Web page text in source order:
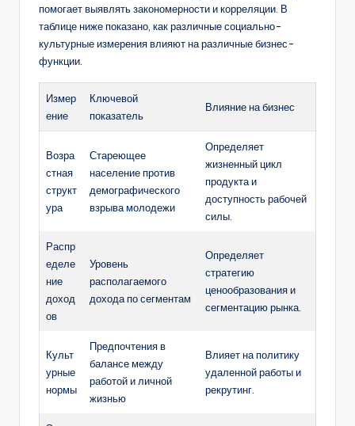
помогает выявлять закономерности и корреляции. В
таблице ниже показано, как различные социально-
культурные измерения влияют на различные бизнес-
функции.
Измер
ение
Ключевой
показатель
Влияние на бизнес
Возра
стная
структ
ура
Стареющее
население против
демографического
взрыва молодежи
Определяет
жизненный цикл
продукта и
доступность рабочей
силы.
Распр
еделе
ние
доход
ов
Уровень
располагаемого
дохода по сегментам
Определяет
стратегию
ценообразования и
сегментацию рынка.
Культ
урные
нормы
Предпочтения в
балансе между
работой и личной
жизнью
Влияет на политику
удаленной работы и
рекрутинг.